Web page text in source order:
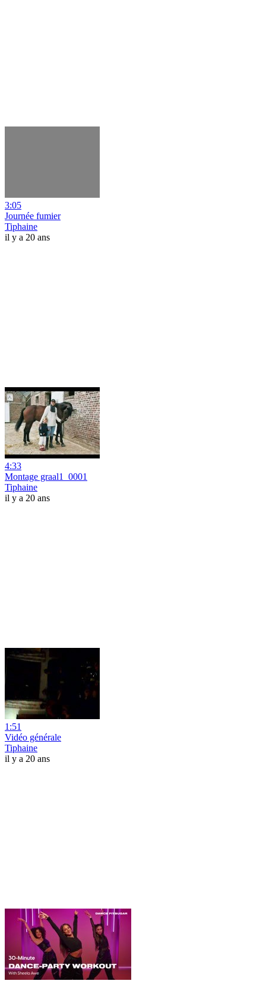
3:05
Journée fumier
Tiphaine
il y a 20 ans
4:33
Montage graal1_0001
Tiphaine
il y a 20 ans
1:51
Vidéo générale
Tiphaine
il y a 20 ans